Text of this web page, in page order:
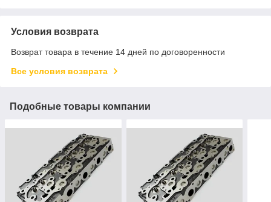
Условия возврата
Возврат товара в течение 14 дней по договоренности
Все условия возврата
Подобные товары компании